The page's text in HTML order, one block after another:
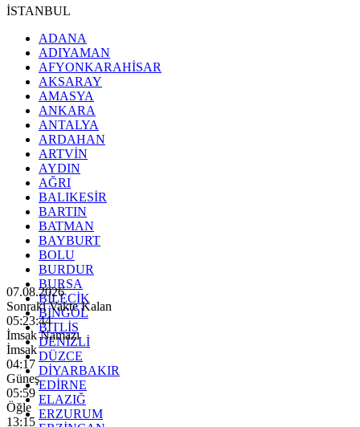
İSTANBUL
ADANA
ADIYAMAN
AFYONKARAHİSAR
AKSARAY
AMASYA
ANKARA
ANTALYA
ARDAHAN
ARTVİN
AYDIN
AĞRI
BALIKESİR
BARTIN
BATMAN
BAYBURT
BOLU
BURDUR
BURSA
BİLECİK
BİNGÖL
BİTLİS
DENİZLİ
DÜZCE
DİYARBAKIR
EDİRNE
ELAZIĞ
ERZURUM
07.08.2026
Sonraki Vakte Kalan
05:23:43
İmsak Namazı
İmsak
04:17
Güneş
05:59
Öğle
13:15